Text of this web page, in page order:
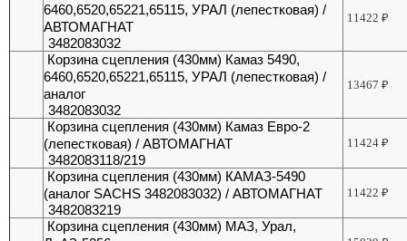
6460,6520,65221,65115, УРАЛ (лепестковая) /
АВТОМАГНАТ
3482083032
11422₽
Корзина сцепления (430мм) Камаз 5490,
6460,6520,65221,65115, УРАЛ (лепестковая) /
аналог
3482083032
13467₽
Корзина сцепления (430мм) Камаз Евро-2
(лепестковая) / АВТОМАГНАТ
3482083118/219
11424₽
Корзина сцепления (430мм) КАМАЗ-5490
(аналог SACHS 3482083032) / АВТОМАГНАТ
3482083219
11422₽
Корзина сцепления (430мм) МАЗ, Урал,